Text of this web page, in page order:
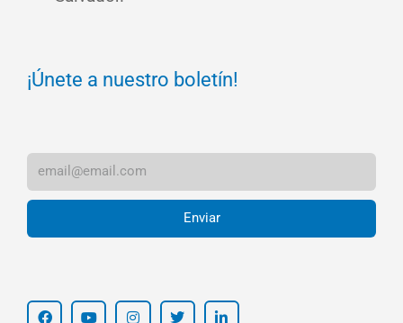
¡Únete a nuestro boletín!
Enviar